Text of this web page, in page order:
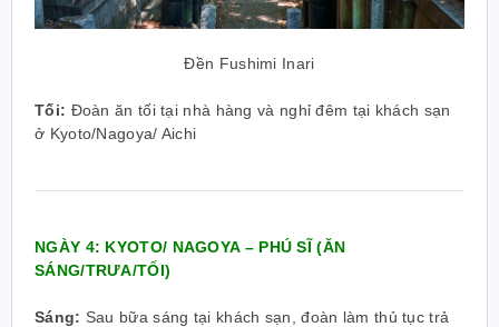
Đền Fushimi Inari
Tối: Đoàn ăn tối tại nhà hàng và nghỉ đêm tại khách sạn
ở Kyoto/Nagoya/ Aichi
NGÀY 4: KYOTO/ NAGOYA – PHÚ SĨ (ĂN
SÁNG/TRƯA/TỐI)
Sáng: Sau bữa sáng tại khách sạn, đoàn làm thủ tục trả